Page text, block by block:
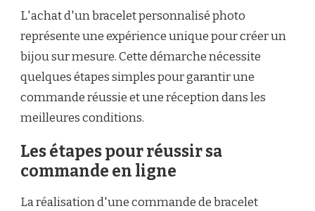
L'achat d'un bracelet personnalisé photo
représente une expérience unique pour créer un
bijou sur mesure. Cette démarche nécessite
quelques étapes simples pour garantir une
commande réussie et une réception dans les
meilleures conditions.
Les étapes pour réussir sa
commande en ligne
La réalisation d'une commande de bracelet